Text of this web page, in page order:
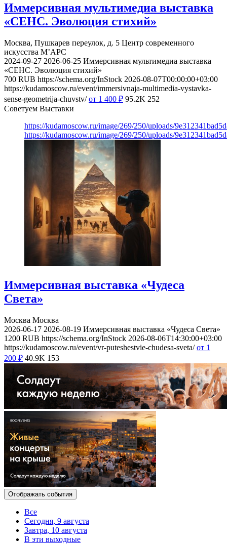
Иммерсивная мультимедиа выставка
«СЕНС. Эволюция стихий»
Москва, Пушкарев переулок, д. 5 Центр современного
искусства М’АРС
2024-09-27 2026-06-25 Иммерсивная мультимедиа выставка
«СЕНС. Эволюция стихий»
700 RUB https://schema.org/InStock 2026-08-07T00:00:00+03:00
https://kudamoscow.ru/event/immersivnaja-multimedia-vystavka-
sense-geometrija-chuvstv/ от 1 400 ₽ 95.2K 252
Советуем Выставки
https://kudamoscow.ru/image/269/250/uploads/
https://kudamoscow.ru/image/269/250/uploads/
Иммерсивная выставка «Чудеса
Света»
Москва Москва
2026-06-17 2026-08-19 Иммерсивная выставка «Чудеса Света»
1200 RUB https://schema.org/InStock 2026-08-06T14:30:00+03:00
https://kudamoscow.ru/event/vr-puteshestvie-chudesa-sveta/ от 1
200 ₽ 40.9K 153
Отображать события
Все
Сегодня, 9 августа
Завтра, 10 августа
В эти выходные